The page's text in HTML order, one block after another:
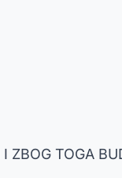
ZBOG TOGA